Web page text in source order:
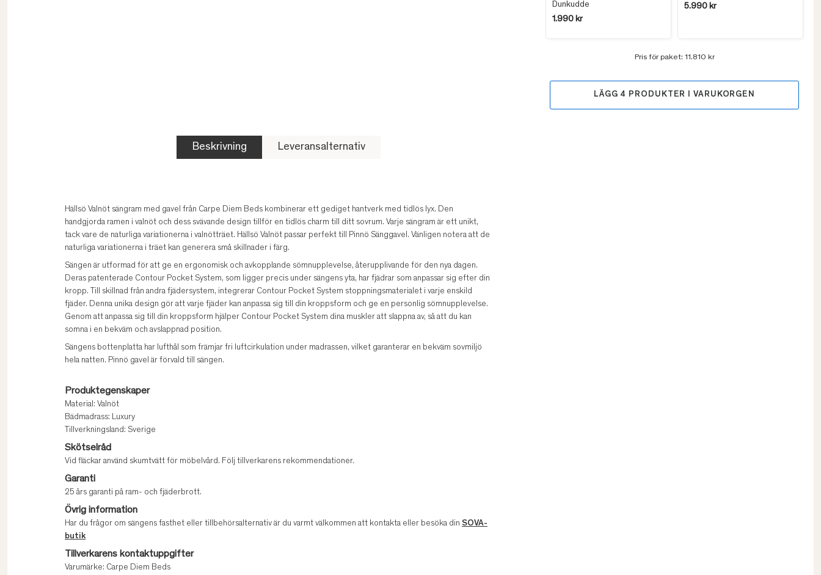
Dunkudde
1.990 kr
5.990 kr
Pris för paket: 11.810 kr
LÄGG 4 PRODUKTER I VARUKORGEN
Beskrivning Leveransalternativ
Hällsö Valnöt sängram med gavel från Carpe Diem Beds kombinerar ett gediget hantverk med tidlös lyx. Den
handgjorda ramen i valnöt och dess svävande design tillför en tidlös charm till ditt sovrum. Varje sängram är ett unikt,
tack vare de naturliga variationerna i valnötträet. Hällsö Valnöt passar perfekt till Pinnö Sänggavel. Vänligen notera att de
naturliga variationerna i träet kan generera små skillnader i färg.
Sängen är utformad för att ge en ergonomisk och avkopplande sömnupplevelse, återupplivande för den nya dagen.
Deras patenterade Contour Pocket System, som ligger precis under sängens yta, har fjädrar som anpassar sig efter din
kropp. Till skillnad från andra fjädersystem, integrerar Contour Pocket System stoppningsmaterialet i varje enskild
fjäder. Denna unika design gör att varje fjäder kan anpassa sig till din kroppsform och ge en personlig sömnupplevelse.
Genom att anpassa sig till din kroppsform hjälper Contour Pocket System dina muskler att slappna av, så att du kan
somna i en bekväm och avslappnad position.
Sängens bottenplatta har lufthål som främjar fri luftcirkulation under madrassen, vilket garanterar en bekväm sovmiljö
hela natten. Pinnö gavel är förvald till sängen.
Produktegenskaper
Material: Valnöt
Bädmadrass: Luxury
Tillverkningsland: Sverige
Skötselråd
Vid fläckar använd skumtvätt för möbelvård. Följ tillverkarens rekommendationer.
Garanti
25 års garanti på ram- och fjäderbrott.
Övrig information
Har du frågor om sängens fasthet eller tillbehörsalternativ är du varmt välkommen att kontakta eller besöka din SOVA-
butik
Tillverkarens kontaktuppgifter
Varumärke: Carpe Diem Beds